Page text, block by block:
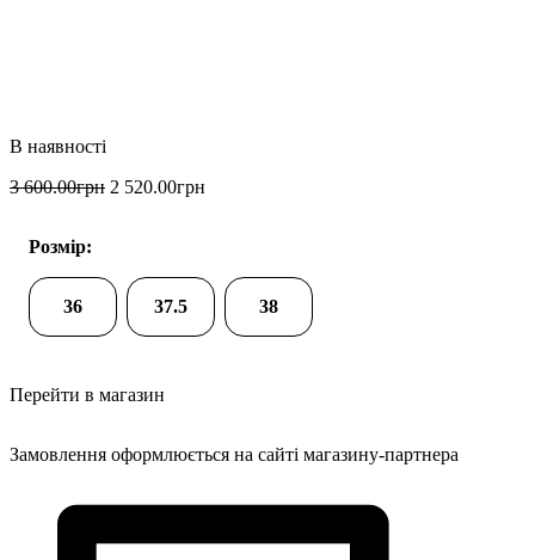
3 600.00грн 2 520.00грн
Розмір:
36 37.5 38
Перейти в магазин
Замовлення оформлюється на сайті магазину-партнера